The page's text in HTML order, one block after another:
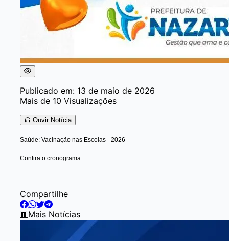
Publicado em: 13 de maio de 2026
Mais de 10 Visualizações
Ouvir Notícia
Saúde: Vacinação nas Escolas - 2026
Confira o cronograma
Compartilhe
Mais Notícias